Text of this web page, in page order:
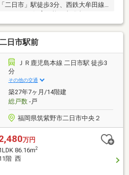
二日市」駅徒歩3分、西鉄大牟田線
あり）・6階南西向き住戸・安心の
・エレベーター付きマンション・
ら和室を開放すると2LDKとしても
しながらご家族や友人との会話を楽
ッチンが採用されています・身だし
、三面鏡・シャワー付き洗面化粧台
き、外部の視線が気になりくくプ
慮されます（眺望は永続的に保証さ
ません）
日市駅前
ＪＲ鹿児島本線 二日市駅 徒歩3
分
その他の交通
築27年7ヶ月/14階建
総戸数-戸
福岡県筑紫野市二日市中央２
万円
86.16m2
階 西